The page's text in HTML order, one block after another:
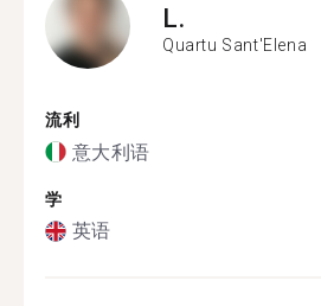
L.
Quartu Sant'Elena
流利
意大利语
学
英语